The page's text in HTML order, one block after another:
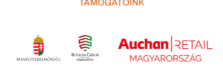
TÁMOGATÓINK